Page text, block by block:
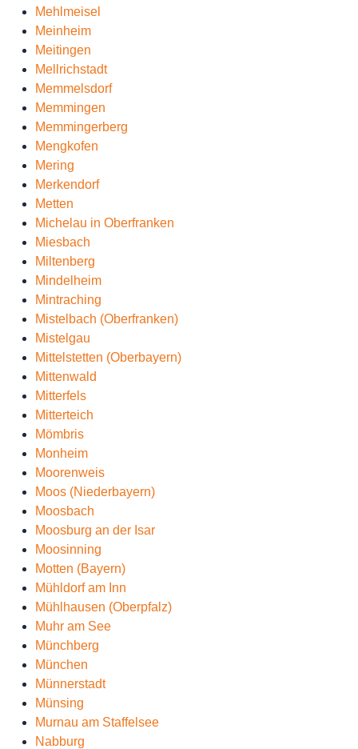
Mehlmeisel
Meinheim
Meitingen
Mellrichstadt
Memmelsdorf
Memmingen
Memmingerberg
Mengkofen
Mering
Merkendorf
Metten
Michelau in Oberfranken
Miesbach
Miltenberg
Mindelheim
Mintraching
Mistelbach (Oberfranken)
Mistelgau
Mittelstetten (Oberbayern)
Mittenwald
Mitterfels
Mitterteich
Mömbris
Monheim
Moorenweis
Moos (Niederbayern)
Moosbach
Moosburg an der Isar
Moosinning
Motten (Bayern)
Mühldorf am Inn
Mühlhausen (Oberpfalz)
Muhr am See
Münchberg
München
Münnerstadt
Münsing
Murnau am Staffelsee
Nabburg